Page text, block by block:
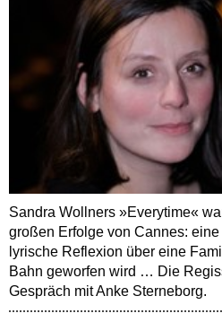
Sandra Wollners »Everytime«
großen Erfolge von Cannes:
lyrische Reflexion über eine
Bahn geworfen wird … Die
Gespräch mit Anke Sterneborg.